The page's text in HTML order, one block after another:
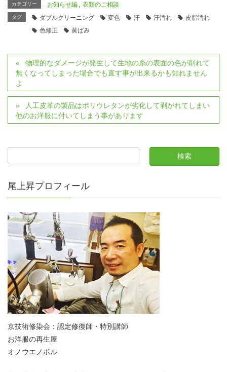
カテゴリー お知らせ編 , 衣類のご相談
タグ ダブルクリーニング 変色 汗 汗汚れ
皮脂汚れ
色修正
黄ばみ
物理的なダメージが発生して生地の糸の表面の色が削れて
無くなってしまった場合でも直す事が出来るかも知れません
よ
人工皮革の製品はポリウレタンが劣化して剥がれてしまい
他のお洋服に付いてしまう事があります
尾上昇プロフィール
京技術修染会：認定修復師・特別講師
お洋服の再生屋
オノウエノボル